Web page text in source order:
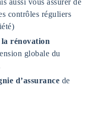
aussi vous assurer de
contrôles réguliers
rénovation
globale du
d’assurance de